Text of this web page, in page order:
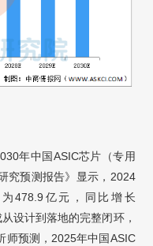
年中国ASIC芯片（专用
究预测报告》显示，2024
478.9亿元，同比增长
设计到落地的完整闭环，
师预测，2025年中国ASIC